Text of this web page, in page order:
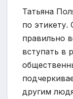
Татьяна
по этикету.
правильно
вступать в
другим